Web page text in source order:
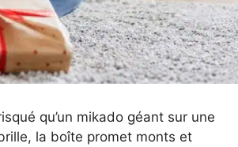
qu’un mikado géant sur une
la boîte promet monts et